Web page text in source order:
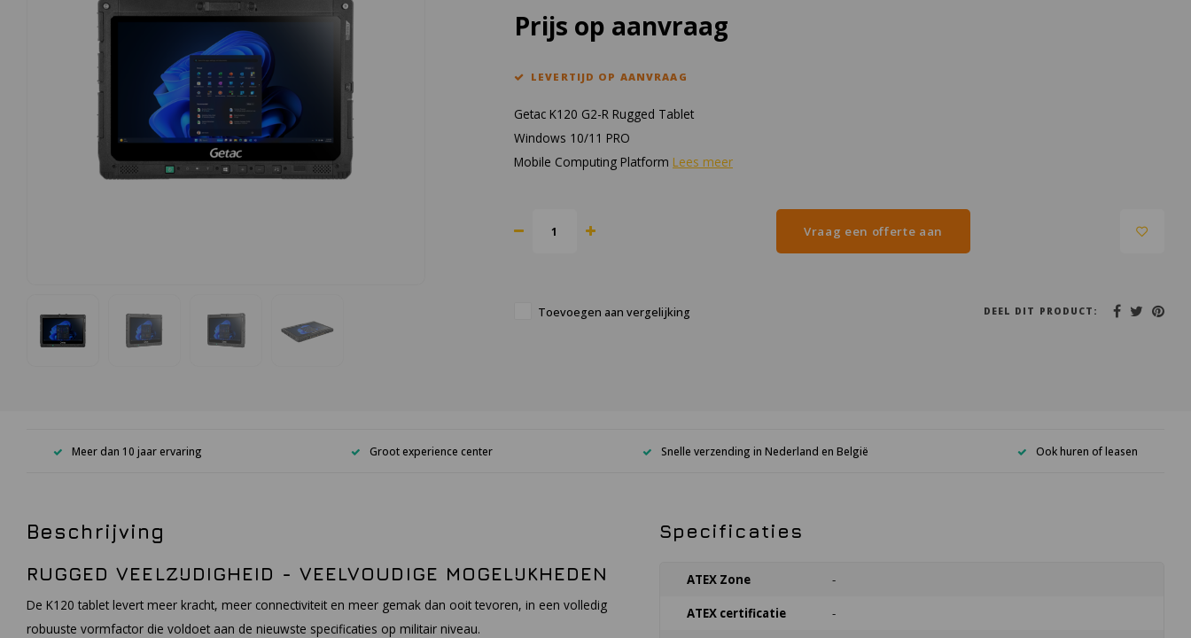
Prijs op aanvraag
LEVERTIJD OP AANVRAAG
Getac K120 G2-R Rugged Tablet
Windows 10/11 PRO
Mobile Computing Platform Lees meer
Vraag een offerte aan
Toevoegen aan vergelijking DEEL DIT PRODUCT:
Meer dan 10 jaar ervaring Groot experience center Snelle verzending in Nederland en België Ook huren of leasen
Beschrijving
RUGGED VEELZIJDIGHEID - VEELVOUDIGE MOGELIJKHEDEN
De K120 tablet levert meer kracht, meer connectiviteit en meer gemak dan ooit tevoren, in een volledig
robuuste vormfactor die voldoet aan de nieuwste specificaties op militair niveau.
Specificaties
ATEX Zone -
ATEX certificatie -